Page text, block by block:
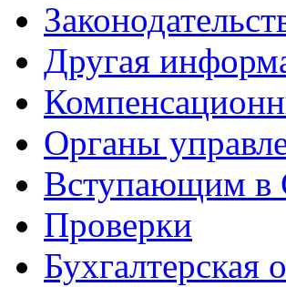
Другая
Органы
Вступающим
Проверки
Бухгалтерская